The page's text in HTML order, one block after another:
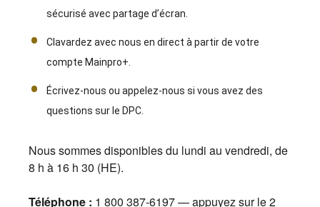
sécurisé avec partage d’écran.
Clavardez avec nous en direct à partir de votre
compte Mainpro+.
Écrivez-nous ou appelez-nous si vous avez des
questions sur le DPC.
Nous sommes disponibles du lundi au vendredi, de
8 h à 16 h 30 (HE).
Téléphone : 1 800 387-6197 — appuyez sur le 2